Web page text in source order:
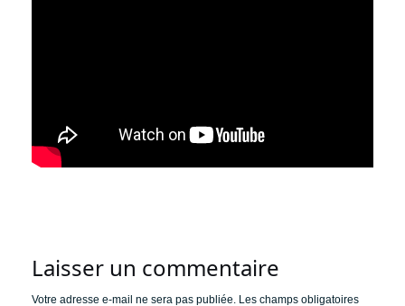
Laisser un commentaire
Votre adresse e-mail ne sera pas publiée. Les champs obligatoires